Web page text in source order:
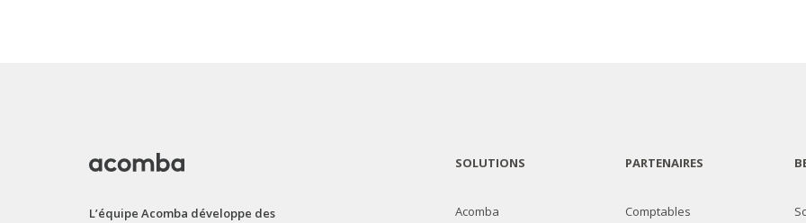
L’équipe Acomba développe des
SOLUTIONS
Acomba
PARTENAIRES
Comptables